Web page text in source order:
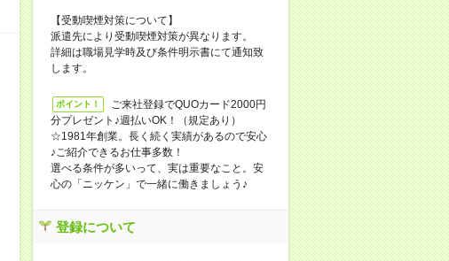
【受動喫煙対策について】
派遣先により受動喫煙対策が異なります。
詳細は職場見学時及び条件明示書にて通知致
します。
ポイント！
ご来社登録でQUOカード2000円
分プレゼント♪週払いOK！（規定あり）
☆1981年創業。長く続く実績があるので安心
♪ご紹介できるお仕事多数！
選べる条件が多いって、実は重要なこと。安
心の「ニッケン」で一緒に働きましょう♪
登録について